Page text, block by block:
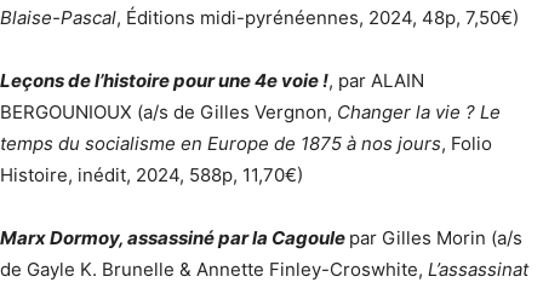
Blaise-Pascal, Éditions midi-pyrénéennes, 2024, 48p, 7,50€)
Leçons de l’histoire pour une 4e voie !, par ALAIN
BERGOUNIOUX (a/s de Gilles Vergnon, Changer la vie ? Le
temps du socialisme en Europe de 1875 à nos jours, Folio
Histoire, inédit, 2024, 588p, 11,70€)
Marx Dormoy, assassiné par la Cagoule par Gilles Morin (a/s
de Gayle K. Brunelle & Annette Finley-Croswhite, L’assassinat